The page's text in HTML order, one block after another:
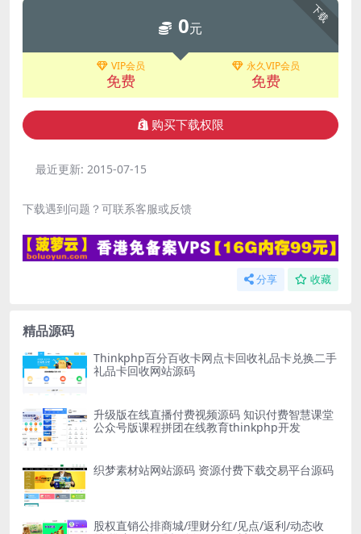
下载
0元
VIP会员
免费
永久VIP会员
免费
购买下载权限
最近更新: 2015-07-15
下载遇到问题？可联系客服或反馈
分享 收藏
精品源码
Thinkphp百分百收卡网点卡回收礼品卡兑换二手
礼品卡回收网站源码
升级版在线直播付费视频源码 知识付费智慧课堂
公众号版课程拼团在线教育thinkphp开发
织梦素材站网站源码 资源付费下载交易平台源码
股权直销公排商城/理财分红/见点/返利/动态收